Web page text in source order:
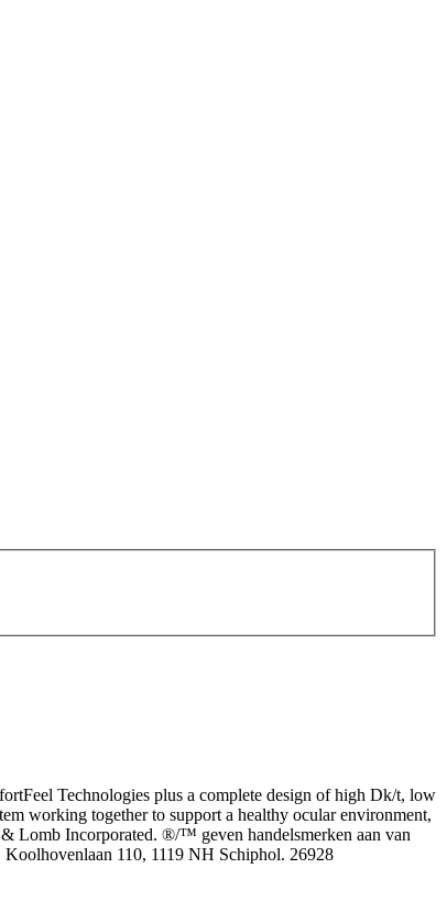
Technologies plus a complete design of high Dk/t, low
working together to support a healthy ocular environment,
Lomb Incorporated. ®/™ geven handelsmerken aan van
110, 1119 NH Schiphol. 26928